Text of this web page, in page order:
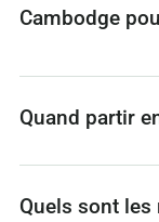
Cambodge
Quand partir
Quels sont